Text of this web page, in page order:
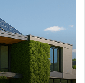
في
دليل
شامل
للمهندسين